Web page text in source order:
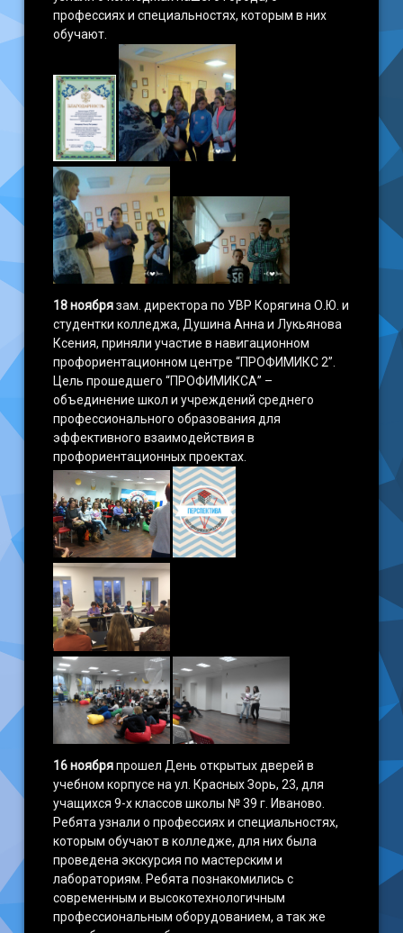
профессиях и специальностях, которым в них
обучают.
18 ноябрязам. директора по УВР Корягина О.Ю. и
студентки колледжа, Душина Анна и Лукьянова
Ксения, приняли участие в навигационном
профориентационном центре “ПРОФИМИКС 2”.
Цель прошедшего “ПРОФИМИКСА” –
объединение школ и учреждений среднего
профессионального образования для
эффективного взаимодействия в
профориентационных проектах.
16 ноябряпрошел День открытых дверей в
учебном корпусе на ул. Красных Зорь, 23, для
учащихся 9-х классов школы № 39 г. Иваново.
Ребята узнали о профессиях и специальностях,
которым обучают в колледже, для них была
проведена экскурсия по мастерским и
лабораториям. Ребята познакомились с
современным и высокотехнологичным
профессиональным оборудованием, а так же